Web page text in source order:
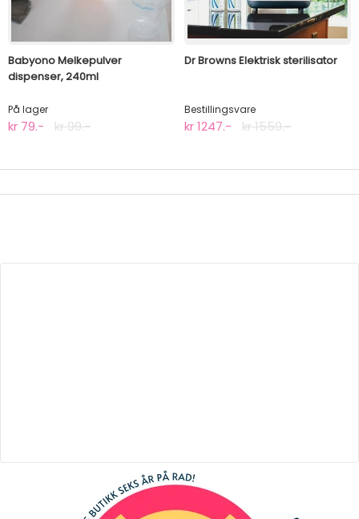
Babyono Melkepulver
dispenser, 240ml
På lager
kr 79.- kr 99.-
Dr Browns Elektrisk sterilisator
Bestillingsvare
kr 1247.- kr 1559.-